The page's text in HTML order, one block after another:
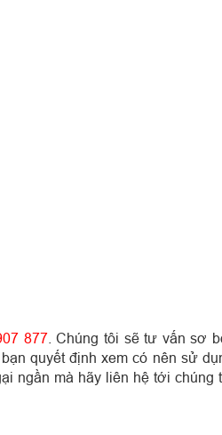
877. Chúng tôi sẽ tư vấn sơ
quyết định xem có nên sử
ngần mà hãy liên hệ tới chúng